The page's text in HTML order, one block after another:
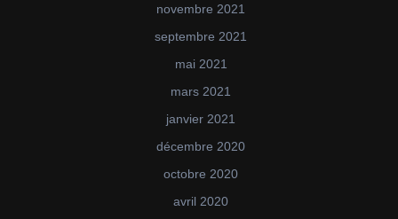
novembre 2021
septembre 2021
mai 2021
mars 2021
janvier 2021
décembre 2020
octobre 2020
avril 2020